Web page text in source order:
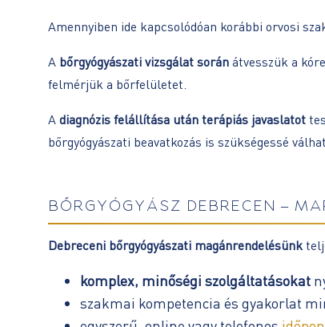
Amennyiben ide kapcsolódóan korábbi orvosi
A bőrgyógyászati vizsgálat során átvesszük a
felmérjük a bőrfelületet.
A diagnózis felállítása után terápiás javaslatot
bőrgyógyászati beavatkozás is szükségessé
BŐRGYÓGYÁSZ DEBRECEN –
Debreceni bőrgyógyászati magánrendelésünk
komplex, minőségi szolgáltatásokat
szakmai kompetencia és gyakorlat